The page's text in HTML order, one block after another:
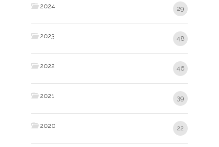
2024 29
2023 48
2022 46
2021 39
2020 22